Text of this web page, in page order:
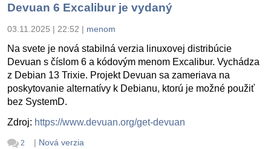
Devuan 6 Excalibur je vydaný
03.11.2025 | 22:52 | menom
Na svete je nová stabilná verzia linuxovej distribúcie
Devuan s číslom 6 a kódovým menom Excalibur. Vychádza
z Debian 13 Trixie. Projekt Devuan sa zameriava na
poskytovanie alternatívy k Debianu, ktorú je možné použiť
bez SystemD.
Zdroj: https://www.devuan.org/get-devuan
2 | Nová verzia